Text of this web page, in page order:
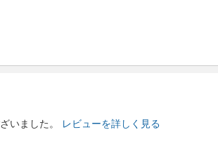
いました。 レビューを詳しく見る